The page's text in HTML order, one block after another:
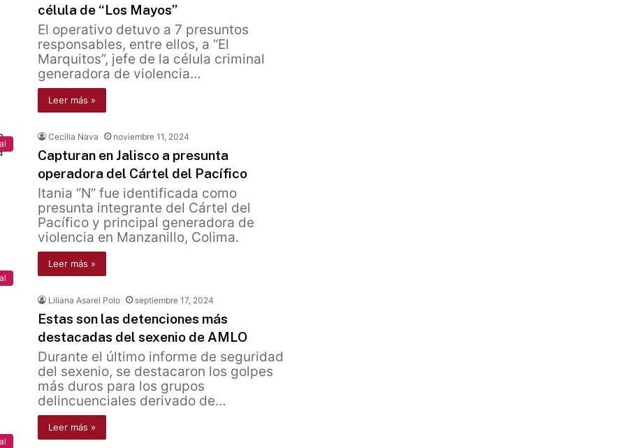
célula de “Los Mayos”
El operativo detuvo a 7 presuntos
responsables, entre ellos, a “El
Marquitos”, jefe de la célula criminal
generadora de violencia…
Leer más »
Cecilia Nava noviembre 11, 2024
Capturan en Jalisco a presunta
operadora del Cártel del Pacífico
Itania “N” fue identificada como
presunta integrante del Cártel del
Pacífico y principal generadora de
violencia en Manzanillo, Colima.
Leer más »
Liliana Asarel Polo septiembre 17, 2024
Estas son las detenciones más
destacadas del sexenio de AMLO
Durante el último informe de seguridad
del sexenio, se destacaron los golpes
más duros para los grupos
delincuenciales derivado de…
Leer más »